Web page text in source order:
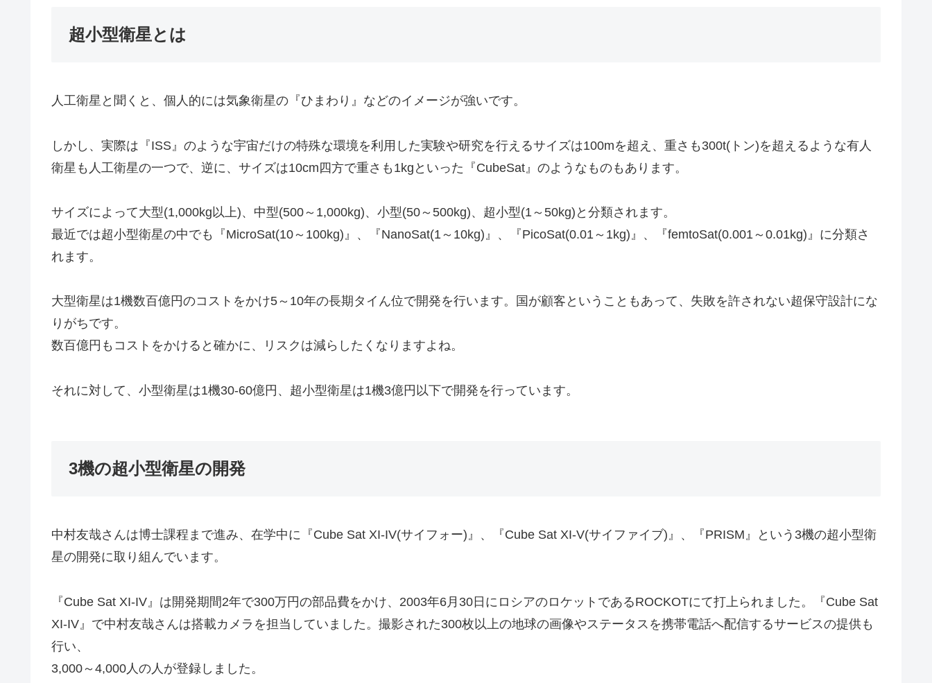
超小型衛星とは
人工衛星と聞くと、個人的には気象衛星の『ひまわり』などのイメージが強いです。
しかし、実際は『ISS』のような宇宙だけの特殊な環境を利用した実験や研究を行えるサイズは100mを超え、重さも300t(トン)を超えるような有人
衛星も人工衛星の一つで、逆に、サイズは10cm四方で重さも1kgといった『CubeSat』のようなものもあります。
サイズによって大型(1,000kg以上)、中型(500～1,000kg)、小型(50～500kg)、超小型(1～50kg)と分類されます。
最近では超小型衛星の中でも『MicroSat(10～100kg)』、『NanoSat(1～10kg)』、『PicoSat(0.01～1kg)』、『femtoSat(0.001～0.01kg)』に分類さ
れます。
大型衛星は1機数百億円のコストをかけ5～10年の長期タイん位で開発を行います。国が顧客ということもあって、失敗を許されない超保守設計にな
りがちです。
数百億円もコストをかけると確かに、リスクは減らしたくなりますよね。
それに対して、小型衛星は1機30-60億円、超小型衛星は1機3億円以下で開発を行っています。
3機の超小型衛星の開発
中村友哉さんは博士課程まで進み、在学中に『Cube Sat XI-IV(サイフォー)』、『Cube Sat XI-V(サイファイブ)』、『PRISM』という3機の超小型衛
星の開発に取り組んでいます。
『Cube Sat XI-IV』は開発期間2年で300万円の部品費をかけ、2003年6月30日にロシアのロケットであるROCKOTにて打上られました。『Cube Sat
XI-IV』で中村友哉さんは搭載カメラを担当していました。撮影された300枚以上の地球の画像やステータスを携帯電話へ配信するサービスの提供も
行い、
3,000～4,000人の人が登録しました。